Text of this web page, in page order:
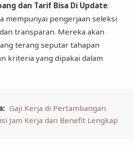
dan Tarif Bisa Di Update:
mempunyai pengerjaan seleksi
transparan. Mereka akan
terang seputar tahapan
kriteria yang dipakai dalam
Gaji Kerja di Pertambangan
Jam Kerja dan Benefit Lengkap